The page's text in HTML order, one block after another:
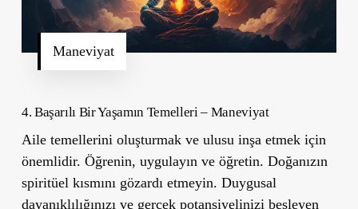
Maneviyat
4. Başarılı Bir Yaşamın Temelleri – Maneviyat
Aile temellerini oluşturmak ve ulusu inşa etmek için
önemlidir. Öğrenin, uygulayın ve öğretin. Doğanızın
spiritüel kısmını gözardı etmeyin. Duygusal
dayanıklılığınızı ve gerçek potansiyelinizi besleyen